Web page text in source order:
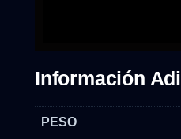
Información
PESO